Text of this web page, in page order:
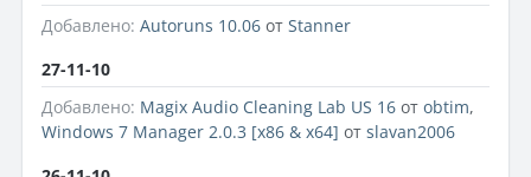
Добавлено: Autoruns 10.06 от Stanner
27-11-10
Добавлено: Magix Audio Cleaning Lab US 16 от obtim,
Windows 7 Manager 2.0.3 [x86 & x64] от slavan2006